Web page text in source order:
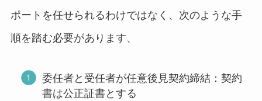
ポートを任せられるわけではなく、次のような手
順を踏む必要があります、
委任者と受任者が任意後見契約締結：契約
書は公正証書とする